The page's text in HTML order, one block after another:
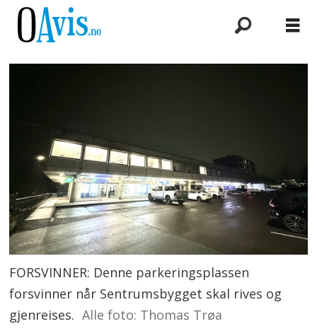
FORSVINNER: Denne parkeringsplassen
forsvinner når Sentrumsbygget skal rives og
gjenreises. Alle foto: Thomas Trøa